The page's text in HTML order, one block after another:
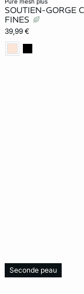
SOUTIEN-GORGE
FINES
39,99 €
Seconde peau